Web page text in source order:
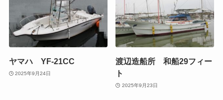
ヤマハ YF-21CC
2025年9月24日
渡辺造船所 和船29フィー
ト
2025年9月23日